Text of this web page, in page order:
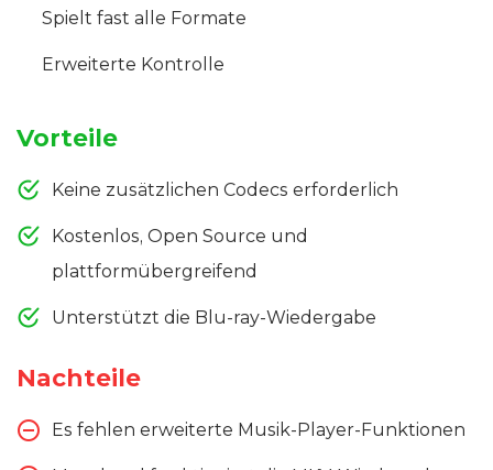
Spielt fast alle Formate
Erweiterte Kontrolle
Vorteile
Keine zusätzlichen Codecs erforderlich
Kostenlos, Open Source und
plattformübergreifend
Unterstützt die Blu-ray-Wiedergabe
Nachteile
Es fehlen erweiterte Musik-Player-Funktionen